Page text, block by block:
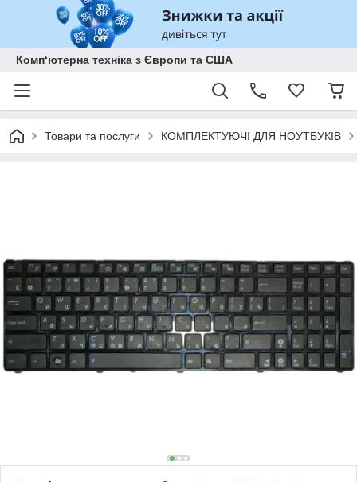
Комп‘ютерна техніка з Європи та США
Товари та послуги КОМПЛЕКТУЮЧІ ДЛЯ НОУТБУКІВ